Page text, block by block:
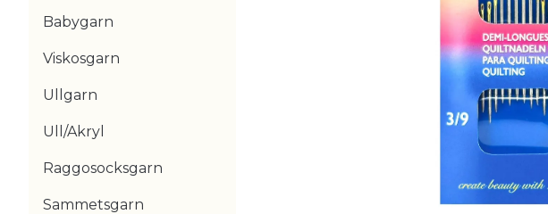
Babygarn
Viskosgarn
Ullgarn
Ull/Akryl
Raggosocksgarn
Sammetsgarn